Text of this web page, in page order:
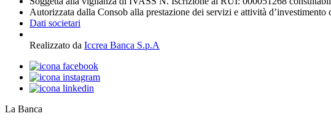
Autorizzata dalla Consob alla prestazione dei servizi e attività d’investimento
Dati societari
Realizzato da Iccrea Banca S.p.A
La Banca